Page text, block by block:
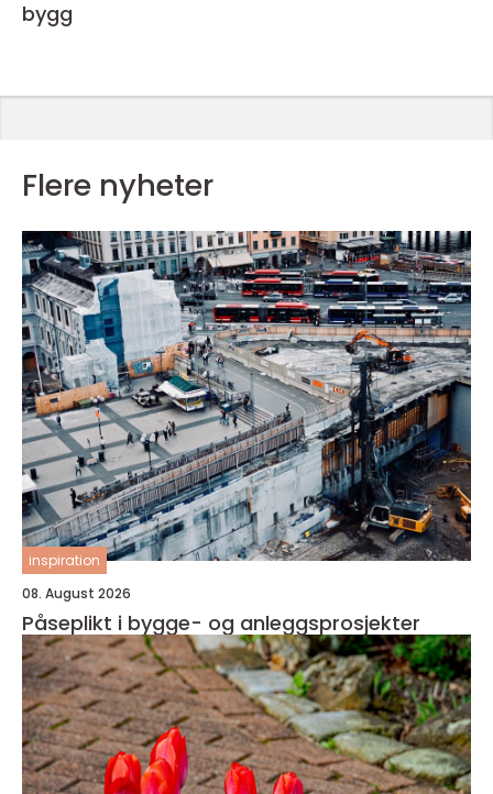
bygg
Flere nyheter
inspiration
08. August 2026
Påseplikt i bygge- og anleggsprosjekter